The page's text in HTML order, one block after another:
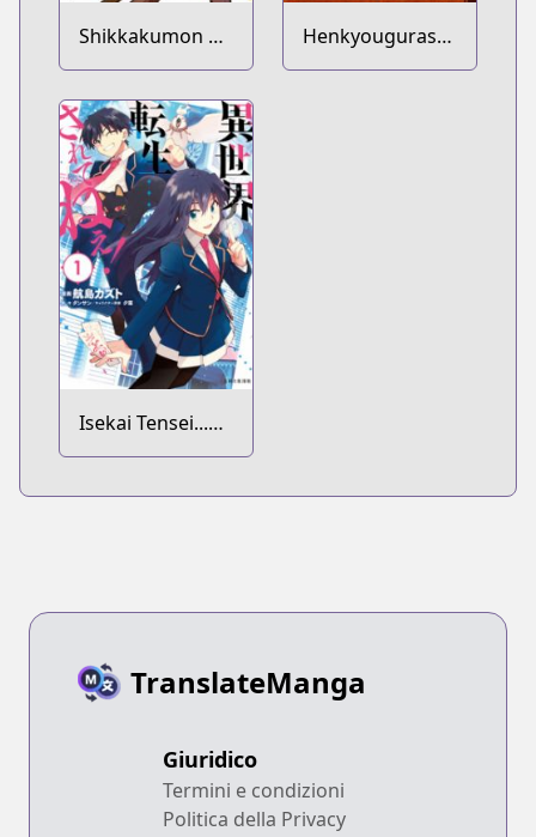
Shikkakumon no
Saikyou Kenja:
Sekai Saikyou no
Kenja ga Sarani
Tsuyokunaru
Tame ni Tensei
Shimashita
Henkyougurashi
no Maou, Tensei
Isekai Tensei...
saretenee!
TranslateManga
Giuridico
Termini e condizioni
Politica della Privacy